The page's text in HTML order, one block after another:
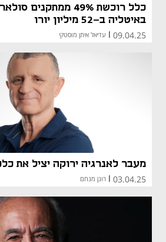
כלל רוכשת 49%
באיטליה ב-52 מיליון יורו
09.04.25 עדיאל איתן מוסטקי
מעבר לאנרגיה ירוקה יציל את
03.04.25 רונן מנחם